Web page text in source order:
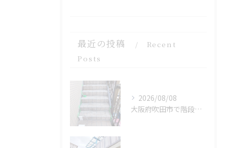
最近の投稿
Recent
Posts
2026/08/08
大阪府吹田市で階段をFRP 防水を施工しました。